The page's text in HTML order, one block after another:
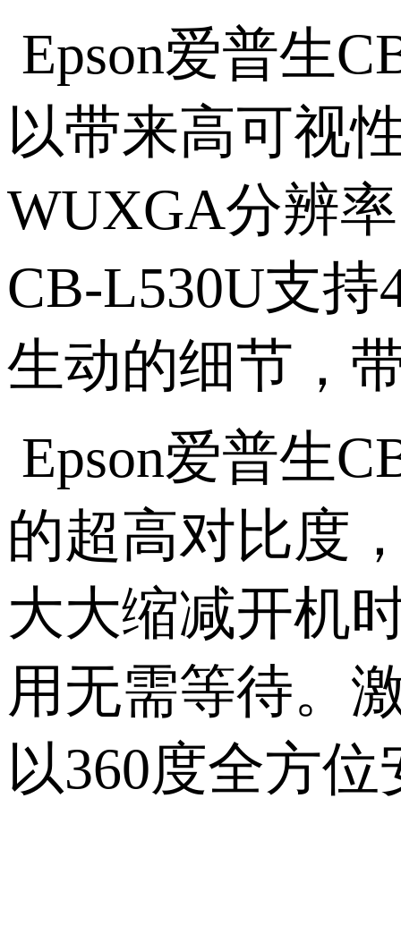
Epson爱普生
以带来高可视
WUXGA分辨
CB-L530U支持
生动的细节，
Epson爱普生
的超高对比度
大大缩减开机
用无需等待。
以360度全方